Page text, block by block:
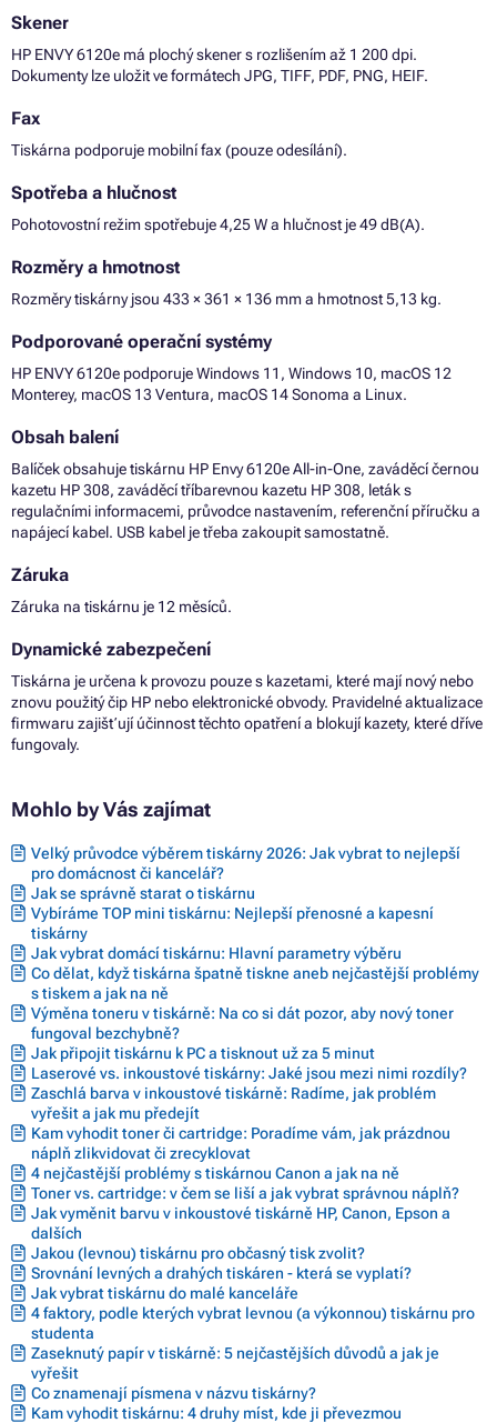
Skener
HP ENVY 6120e má plochý skener s rozlišením až 1 200 dpi.
Dokumenty lze uložit ve formátech JPG, TIFF, PDF, PNG, HEIF.
Fax
Tiskárna podporuje mobilní fax (pouze odesílání).
Spotřeba a hlučnost
Pohotovostní režim spotřebuje 4,25 W a hlučnost je 49 dB(A).
Rozměry a hmotnost
Rozměry tiskárny jsou 433 × 361 × 136 mm a hmotnost 5,13 kg.
Podporované operační systémy
HP ENVY 6120e podporuje Windows 11, Windows 10, macOS 12
Monterey, macOS 13 Ventura, macOS 14 Sonoma a Linux.
Obsah balení
Balíček obsahuje tiskárnu HP Envy 6120e All-in-One, zaváděcí černou
kazetu HP 308, zaváděcí tříbarevnou kazetu HP 308, leták s
regulačními informacemi, průvodce nastavením, referenční příručku a
napájecí kabel. USB kabel je třeba zakoupit samostatně.
Záruka
Záruka na tiskárnu je 12 měsíců.
Dynamické zabezpečení
Tiskárna je určena k provozu pouze s kazetami, které mají nový nebo
znovu použitý čip HP nebo elektronické obvody. Pravidelné aktualizace
firmwaru zajišťují účinnost těchto opatření a blokují kazety, které dříve
fungovaly.
Mohlo by Vás zajímat
Velký průvodce výběrem tiskárny 2026: Jak vybrat to nejlepší
pro domácnost či kancelář?
Jak se správně starat o tiskárnu
Vybíráme TOP mini tiskárnu: Nejlepší přenosné a kapesní
tiskárny
Jak vybrat domácí tiskárnu: Hlavní parametry výběru
Co dělat, když tiskárna špatně tiskne aneb nejčastější problémy
s tiskem a jak na ně
Výměna toneru v tiskárně: Na co si dát pozor, aby nový toner
fungoval bezchybně?
Jak připojit tiskárnu k PC a tisknout už za 5 minut
Laserové vs. inkoustové tiskárny: Jaké jsou mezi nimi rozdíly?
Zaschlá barva v inkoustové tiskárně: Radíme, jak problém
vyřešit a jak mu předejít
Kam vyhodit toner či cartridge: Poradíme vám, jak prázdnou
náplň zlikvidovat či zrecyklovat
4 nejčastější problémy s tiskárnou Canon a jak na ně
Toner vs. cartridge: v čem se liší a jak vybrat správnou náplň?
Jak vyměnit barvu v inkoustové tiskárně HP, Canon, Epson a
dalších
Jakou (levnou) tiskárnu pro občasný tisk zvolit?
Srovnání levných a drahých tiskáren - která se vyplatí?
Jak vybrat tiskárnu do malé kanceláře
4 faktory, podle kterých vybrat levnou (a výkonnou) tiskárnu pro
studenta
Zaseknutý papír v tiskárně: 5 nejčastějších důvodů a jak je
vyřešit
Co znamenají písmena v názvu tiskárny?
Kam vyhodit tiskárnu: 4 druhy míst, kde ji převezmou